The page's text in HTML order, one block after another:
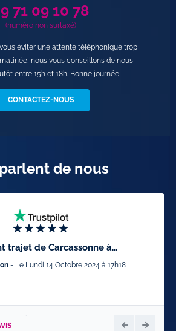
71 09 10 78
(numéro non surtaxé)
éviter une attente téléphonique trop
nous vous conseillons de nous
entre 15h et 18h. Bonne journée !
CONTACTEZ-NOUS
de nous
trajet de Carcassonne à…
- Le Lundi 14 Octobre 2024 à 17h18